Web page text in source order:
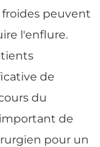
froides peuvent
l'enflure.
de
du
de
pour un